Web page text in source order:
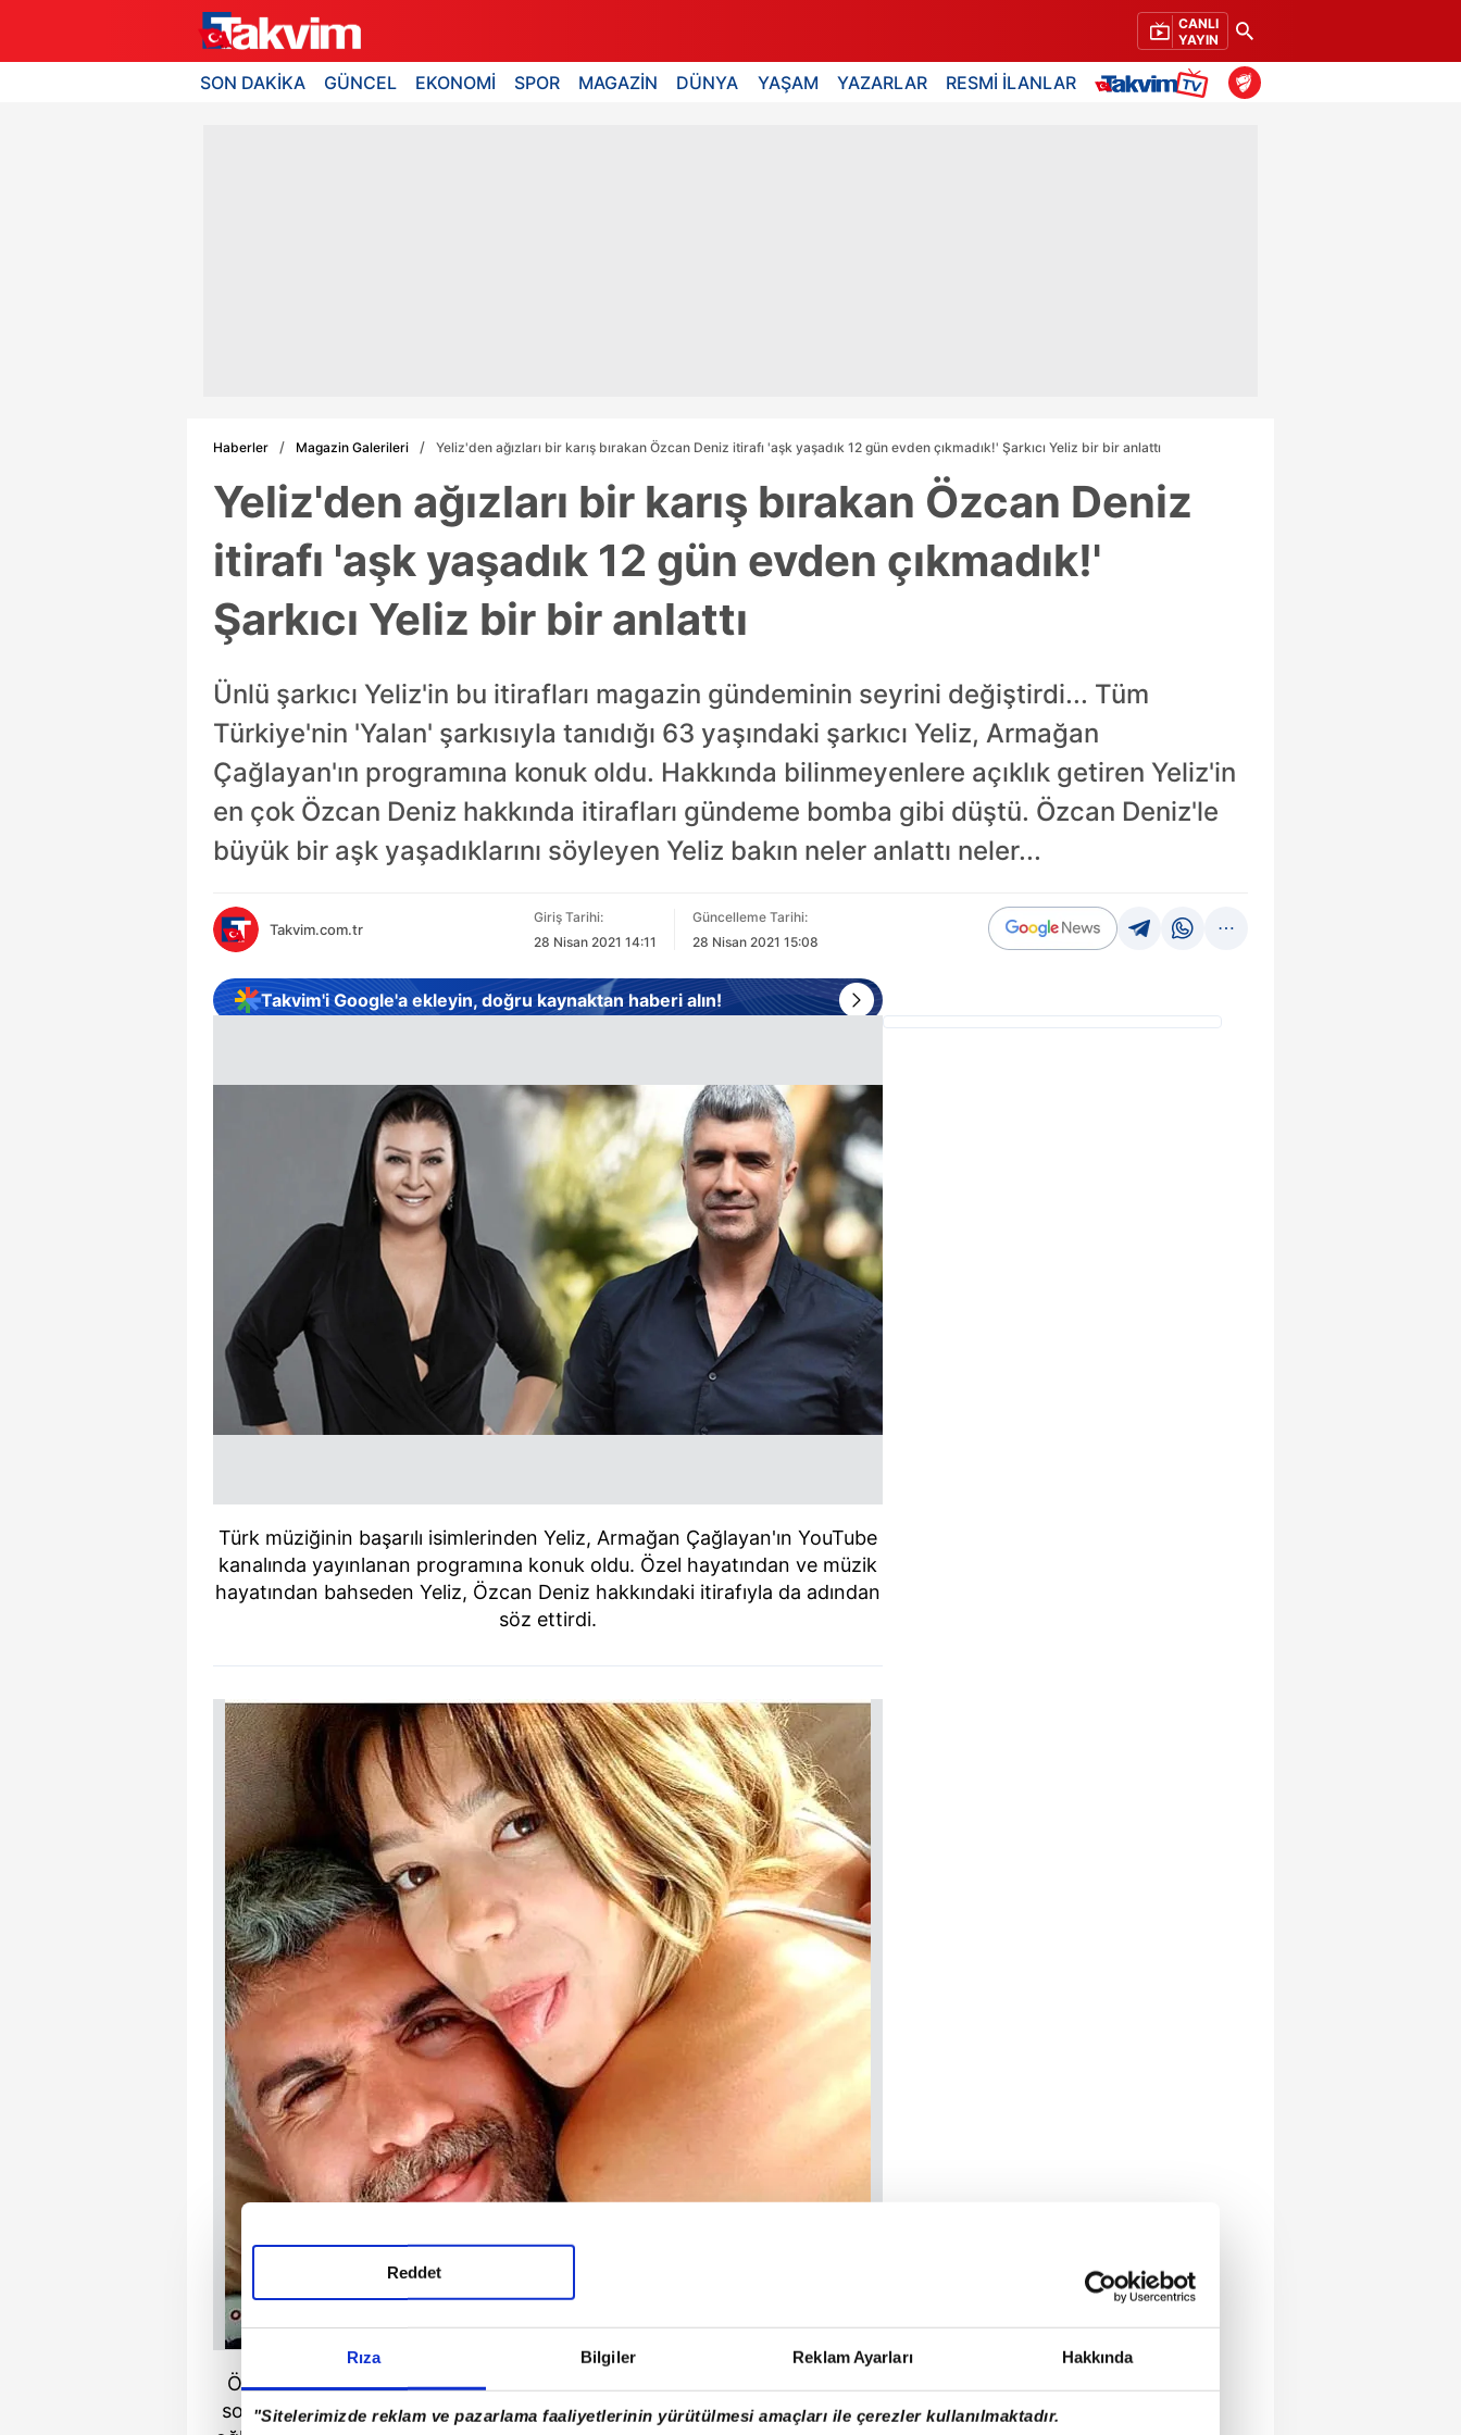
Rıza Bilgiler Reklam Ayarları Hakkında
"Sitelerimizde reklam ve pazarlama faaliyetlerinin yürütülmesi amaçları ile çerezler kullanılmaktadır.
Reddet
CANLI
YAYIN
SON DAKİKA GÜNCEL EKONOMİ SPOR MAGAZİN DÜNYA YAŞAM YAZARLAR RESMİ İLANLAR
Haberler Magazin Galerileri Yeliz'den ağızları bir karış bırakan Özcan Deniz itirafı 'aşk yaşadık 12 gün evden çıkmadık!' Şarkıcı Yeliz bir bir anlattı
Yeliz'den ağızları bir karış bırakan Özcan Deniz
itirafı 'aşk yaşadık 12 gün evden çıkmadık!'
Şarkıcı Yeliz bir bir anlattı
Ünlü şarkıcı Yeliz'in bu itirafları magazin gündeminin seyrini değiştirdi... Tüm
Türkiye'nin 'Yalan' şarkısıyla tanıdığı 63 yaşındaki şarkıcı Yeliz, Armağan
Çağlayan'ın programına konuk oldu. Hakkında bilinmeyenlere açıklık getiren Yeliz'in
en çok Özcan Deniz hakkında itirafları gündeme bomba gibi düştü. Özcan Deniz'le
büyük bir aşk yaşadıklarını söyleyen Yeliz bakın neler anlattı neler...
Takvim.com.tr
Giriş Tarihi:
28 Nisan 2021 14:11
Güncelleme Tarihi:
28 Nisan 2021 15:08
Takvim'i Google'a ekleyin, doğru kaynaktan haberi alın!
Türk müziğinin başarılı isimlerinden Yeliz, Armağan Çağlayan'ın YouTube
kanalında yayınlanan programına konuk oldu. Özel hayatından ve müzik
hayatından bahseden Yeliz, Özcan Deniz hakkındaki itirafıyla da adından
söz ettirdi.
Özcan Deniz son dönemde çocuğunun annesi
sorunlarla gündemde. Şiddet gördüğünü iddia eden Feyza Aktan'a karşı